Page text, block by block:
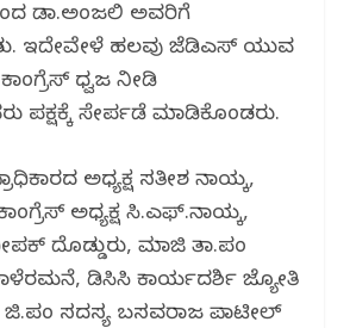
ಡಾ.ಅಂಜಲಿ ಅವರಿಗೆ
ಇದೇವೇಳೆ ಹಲವು ಜೆಡಿಎಸ್ ಯುವ
ಧ್ವಜ ನೀಡಿ
ಪಕ್ಷಕ್ಕೆ ಸೇರ್ಪಡೆ ಮಾಡಿಕೊಂಡರು.
ಅಧ್ಯಕ್ಷ ಸತೀಶ ನಾಯ್ಕ,
ಅಧ್ಯಕ್ಷ ಸಿ.ಎಫ್.ನಾಯ್ಕ,
ದೊಡ್ಡುರು, ಮಾಜಿ ತಾ.ಪಂ
ಕಾಳೆರಮನೆ, ಡಿಸಿಸಿ ಕಾರ್ಯದರ್ಶಿ ಜ್ಯೋತಿ
ಸದಸ್ಯ ಬಸವರಾಜ ಪಾಟೀಲ್